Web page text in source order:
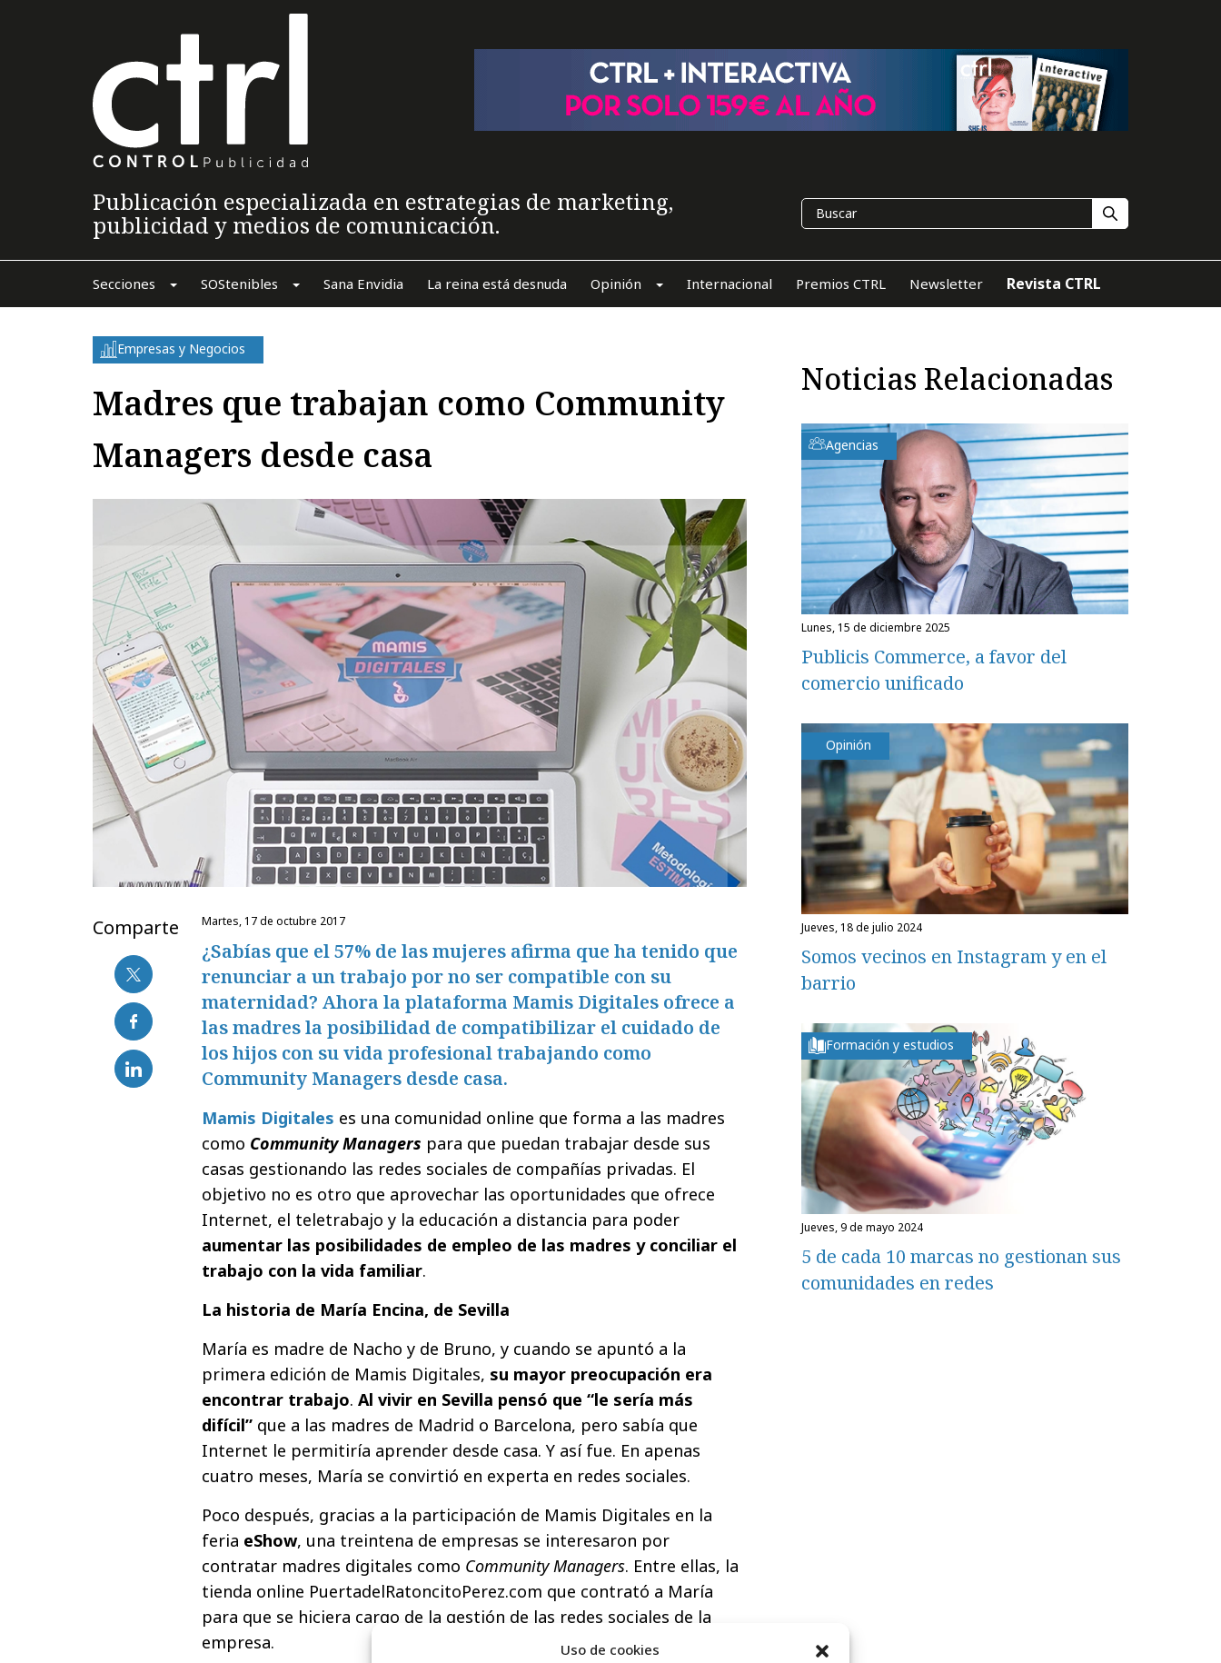
Uso de cookies
Publicación especializada en estrategias de marketing,
publicidad y medios de comunicación.
Secciones SOStenibles Sana Envidia La reina está desnuda Opinión Internacional Premios CTRL Newsletter Revista CTRL
Empresas y Negocios
Madres que trabajan como Community
Managers desde casa
Comparte martes, 17 de octubre 2017
¿Sabías que el 57% de las mujeres afirma que ha tenido que
renunciar a un trabajo por no ser compatible con su
maternidad? Ahora la plataforma Mamis Digitales ofrece a
las madres la posibilidad de compatibilizar el cuidado de
los hijos con su vida profesional trabajando como
Community Managers desde casa.
Mamis Digitales es una comunidad online que forma a las madres
como Community Managers para que puedan trabajar desde sus
casas gestionando las redes sociales de compañías privadas. El
objetivo no es otro que aprovechar las oportunidades que ofrece
Internet, el teletrabajo y la educación a distancia para poder
aumentar las posibilidades de empleo de las madres y conciliar el
trabajo con la vida familiar.
La historia de María Encina, de Sevilla
María es madre de Nacho y de Bruno, y cuando se apuntó a la
primera edición de Mamis Digitales, su mayor preocupación era
encontrar trabajo. Al vivir en Sevilla pensó que “le sería más
difícil” que a las madres de Madrid o Barcelona, pero sabía que
Internet le permitiría aprender desde casa. Y así fue. En apenas
cuatro meses, María se convirtió en experta en redes sociales.
Poco después, gracias a la participación de Mamis Digitales en la
feria eShow, una treintena de empresas se interesaron por
contratar madres digitales como Community Managers. Entre ellas, la
tienda online PuertadelRatoncitoPerez.com que contrató a María
para que se hiciera cargo de la gestión de las redes sociales de la
empresa.
Noticias Relacionadas
Agencias
lunes, 15 de diciembre 2025
Publicis Commerce, a favor del
comercio unificado
Opinión
jueves, 18 de julio 2024
Somos vecinos en Instagram y en el
barrio
Formación y estudios
jueves, 9 de mayo 2024
5 de cada 10 marcas no gestionan sus
comunidades en redes